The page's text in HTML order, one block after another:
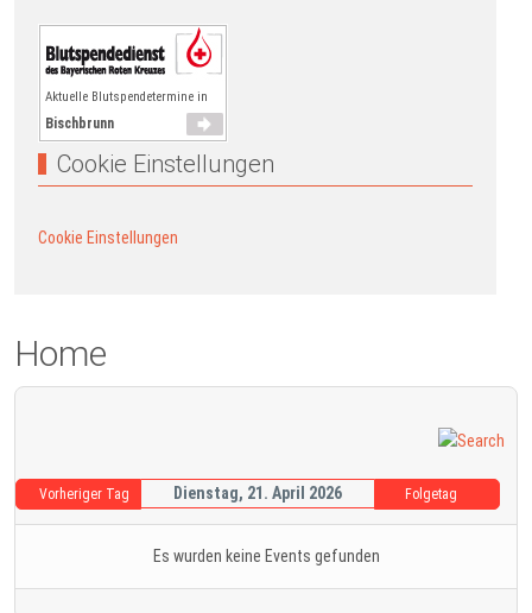
Aktuelle Blutspendetermine in
Bischbrunn
Cookie Einstellungen
Cookie Einstellungen
Home
Vorheriger Tag Dienstag, 21. April 2026 Folgetag
Es wurden keine Events gefunden